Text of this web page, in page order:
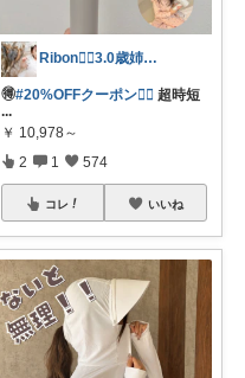
Ribon❁⃘3.0歳姉妹ﾏﾏ👧🏻♡
🉐#20%OFFクーポン❤️‍🔥 超時短
...
￥ 10,978～
2 1 574
コレ いいね